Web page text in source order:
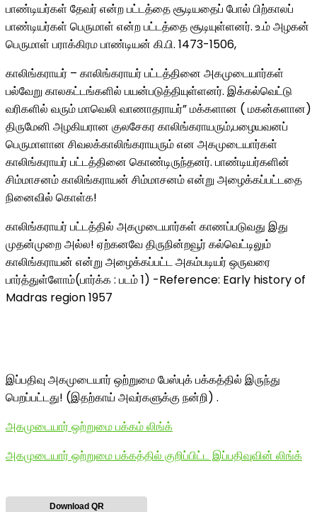
பாண்டியர்கள் தேவர் என்ற பட்டத்தை சூடியதைப் போல் பிற்காலப்
பாண்டியர்கள் பெருமாள் என்ற பட்டத்தை சூடியுள்ளனர். உ.ம் அழகன்
பெருமாள் பராக்கிரம பாண்டியன் கி.பி. 1473-1506,
காலிங்கராயர் – காலிங்கராயர் பட்டத்தினை அகமுடையார்கள்
பல்வேறு காலகட்டங்களில் பயன்படுத்தியுள்ளனர். இக்கல்வெட்டு
வரிகளில் வரும் மாவெலி வாணாதராயர்” மக்களான ( மகன்களான)
திருமேனி அழகியரான குலசேகர காலிங்கராயரும்,பழையவனப்
பெருமாளான சிவலக்காலிங்கராயரும் என அகமுடையார்கள்
காலிங்கராயர் பட்டத்தினை கொண்டிருந்தனர். பாண்டியர்களின்
சிம்மாசனம் காலிங்கராயன் சிம்மாசனம் என்று அழைக்கப்பட்டதை
நினைவில் கொள்க!
காலிங்கராயர் பட்டத்தில் அகமுடையார்கள் காணப்படுவது இது
முதன்முறை அல்ல! ஏற்கனவே திருநின்றவூர் கல்வெட்டிலும்
காலிங்கராயன் என்று அழைக்கப்பட்ட அகம்படியர் ஒருவரை
பார்த்துள்ளோம்(பார்க்க : படம் 1) -Reference: Early history of
Madras region 1957
இப்பதிவு அகமுடையார் ஒற்றுமை பேஸ்புக் பக்கத்தில் இருந்து
பெறப்பட்டது! (இதற்காய் அவர்களுக்கு நன்றி) .
அகமுடையார் ஒற்றுமை பக்கம் லிங்க்
அகமுடையார் ஒற்றுமை பக்கத்தில் குறிப்பிட்ட இப்பதிவுவின் லிங்க்
Download QR